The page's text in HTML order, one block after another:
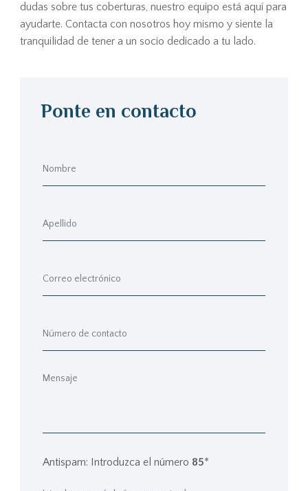
dudas sobre tus coberturas, nuestro equipo está aquí para
ayudarte. Contacta con nosotros hoy mismo y siente la
tranquilidad de tener a un socio dedicado a tu lado.
Ponte en contacto
Antispam: Introduzca el número 85*